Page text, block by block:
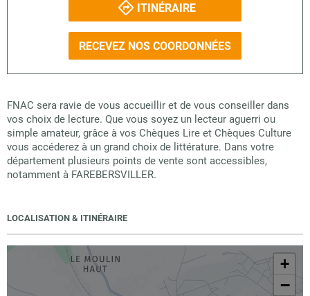
ITINÉRAIRE
RECEVEZ NOS COORDONNÉES
FNAC sera ravie de vous accueillir et de vous conseiller dans
vos choix de lecture. Que vous soyez un lecteur aguerri ou
simple amateur, grâce à vos Chèques Lire et Chèques Culture
vous accéderez à un grand choix de littérature. Dans votre
département plusieurs points de vente sont accessibles,
notamment à FAREBERSVILLER.
LOCALISATION & ITINÉRAIRE
+
−